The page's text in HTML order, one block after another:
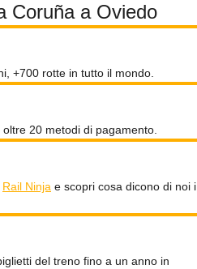
Coruña a Oviedo
+700 rotte in tutto il mondo.
20 metodi di pagamento.
Rail Ninja e scopri cosa dicono di noi i
del treno fino a un anno in